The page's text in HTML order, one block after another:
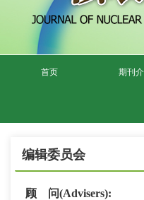
首页 期刊
编辑委员会
顾 问(Advisers):